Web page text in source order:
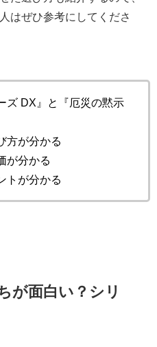
はぜひ参考にしてくださ
ズ DX』と『厄災の黙示
方が分かる
が分かる
トが分かる
が面白い？シリ